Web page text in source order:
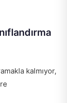
kalmıyor,